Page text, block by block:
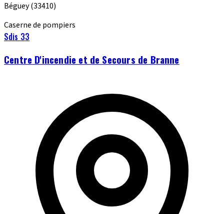
Béguey(33410)
Caserne de pompiers
Sdis 33
Centre D'incendie et de Secours de Branne